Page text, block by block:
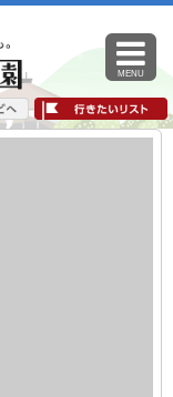
MENU